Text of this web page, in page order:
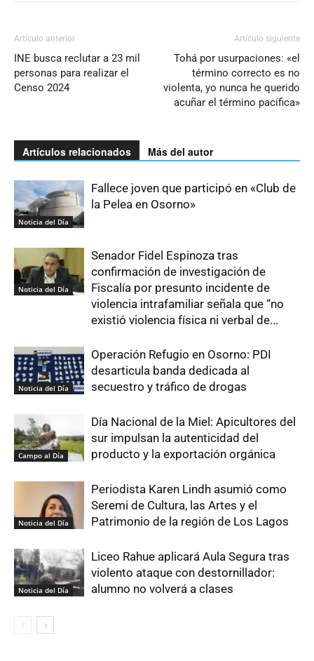
Artículo anterior
INE busca reclutar a 23 mil
personas para realizar el
Censo 2024
Artículo siguiente
Tohá por usurpaciones: «el
término correcto es no
violenta, yo nunca he querido
acuñar el término pacífica»
Artículos relacionados Más del autor
Noticia del Día
Fallece joven que participó en «Club de
la Pelea en Osorno»
Noticia del Día
Senador Fidel Espinoza tras
confirmación de investigación de
Fiscalía por presunto incidente de
violencia intrafamiliar señala que “no
existió violencia física ni verbal de...
Noticia del Día
Operación Refugio en Osorno: PDI
desarticula banda dedicada al
secuestro y tráfico de drogas
Campo al Día
Día Nacional de la Miel: Apicultores del
sur impulsan la autenticidad del
producto y la exportación orgánica
Noticia del Día
Periodista Karen Lindh asumió como
Seremi de Cultura, las Artes y el
Patrimonio de la región de Los Lagos
Noticia del Día
Liceo Rahue aplicará Aula Segura tras
violento ataque con destornillador:
alumno no volverá a clases